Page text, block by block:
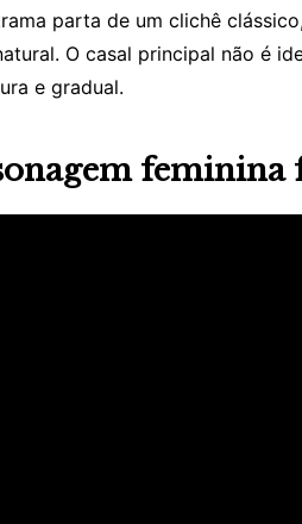
parta de um clichê
O casal principal não é
e gradual.